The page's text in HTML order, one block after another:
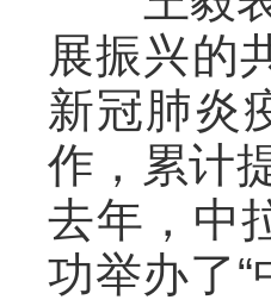
展振兴的
新冠肺炎
作，累计
去年，中
功举办了